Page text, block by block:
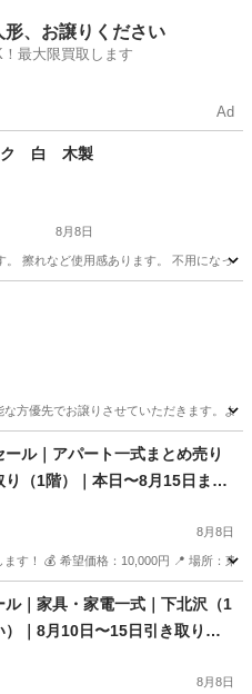
形、お譲りください
最大限買取します
Ad
ク 白 木製
8月8日
。 擦れなど使用感あります。 不用になっ
方優先でお譲りさせていただきます。よ
ー/鏡ル｜アパート一式まとめ売り
り（1階）｜本日〜8月15日まで
8月8日
す！ 💰 希望価格：10,000円 📍 場所：
ル｜家具・家電一式｜下北沢（1
）｜8月10日〜15日引き取り｜
8月8日